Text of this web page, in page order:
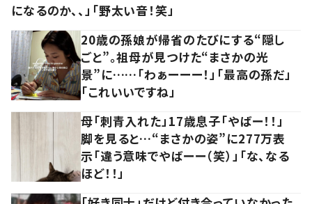
になるのか、、」「野太い音！笑」
20歳の孫娘が帰省のたびにする“隠し
ごと”。祖母が見つけた“まさかの光
景”に……「わぁーーー！」「最高の孫だ」
「これいいですね」
母「刺青入れた」17歳息子「やばー！！」
脚を見ると…“まさかの姿”に277万表
示「違う意味でやばーー（笑）」「な、なる
ほど！！」